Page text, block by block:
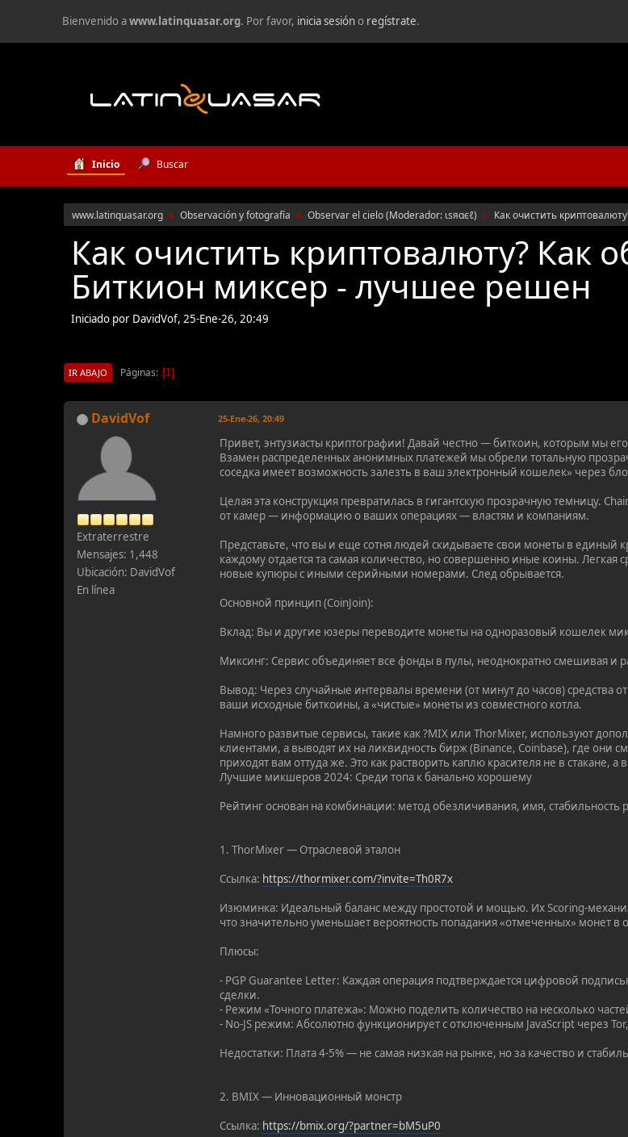
Bienvenido awww.latinquasar.org. Por favor, inicia sesióno regístrate.
Inicio Buscar
www.latinquasar.org ► Observación y fotografía ► Observar el cielo(Moderador: ιѕяαєℓ) ► Как очистить
Как очистить криптовалюту? Как
Биткион миксер - лучшее решен
Iniciado por DavidVof, 25-Ene-26, 20:49
IR ABAJO Páginas 1
DavidVof
Extraterrestre
Mensajes: 1,448
Ubicación: DavidVof
En línea
25-Ene-26, 20:49
Привет, энтузиасты криптографии! Давай честно — биткоин, которым мы
Взамен распределенных анонимных платежей мы обрели тотальную
соседка имеет возможность залезть в ваш электронный кошелек» через
Целая эта конструкция превратилась в гигантскую прозрачную темницу.
от камер — информацию о ваших операциях — властям и компаниям.
Представьте, что вы и еще сотня людей скидываете свои монеты в
каждому отдается та самая количество, но совершенно иные коины.
новые купюры с иными серийными номерами. След обрывается.
Основной принцип (CoinJoin):
Вклад: Вы и другие юзеры переводите монеты на одноразовый кошелек
Миксинг: Сервис объединяет все фонды в пулы, неоднократно смешивая и
Вывод: Через случайные интервалы времени (от минут до часов) средства
ваши исходные биткоины, а «чистые» монеты из совместного котла.
Намного развитые сервисы, такие как ?MIX или ThorMixer, используют
клиентами, а выводят их на ликвидность бирж (Binance, Coinbase), где
приходят вам оттуда же. Это как растворить каплю красителя не в стакане,
Лучшие микшеров 2024: Среди топа к банально хорошему
Рейтинг основан на комбинации: метод обезличивания, имя, стабильность
1. ThorMixer — Отраслевой эталон
Ссылка: https://thormixer.com/?invite=Th0R7x
Изюминка: Идеальный баланс между простотой и мощью. Их Scoring-
что значительно уменьшает вероятность попадания «отмеченных» монет в
Плюсы:
- PGP Guarantee Letter: Каждая операция подтверждается цифровой
сделки.
- Режим «Точного платежа»: Можно поделить количество на несколько
- No-JS режим: Абсолютно функционирует с отключенным JavaScript через
Недостатки: Плата 4-5% — не самая низкая на рынке, но за качество и
2. BMIX — Инновационный монстр
Ссылка: https://bmix.org/?partner=bM5uP0